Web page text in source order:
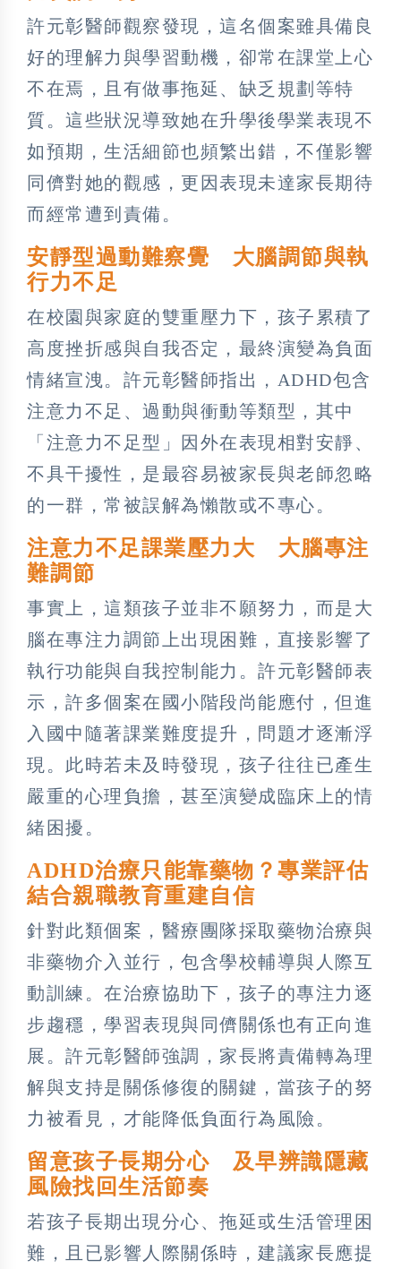
許元彰醫師觀察發現，這名個案雖具備良
好的理解力與學習動機，卻常在課堂上心
不在焉，且有做事拖延、缺乏規劃等特
質。這些狀況導致她在升學後學業表現不
如預期，生活細節也頻繁出錯，不僅影響
同儕對她的觀感，更因表現未達家長期待
而經常遭到責備。
安靜型過動難察覺 大腦調節與執
行力不足
在校園與家庭的雙重壓力下，孩子累積了
高度挫折感與自我否定，最終演變為負面
情緒宣洩。許元彰醫師指出，ADHD包含
注意力不足、過動與衝動等類型，其中
「注意力不足型」因外在表現相對安靜、
不具干擾性，是最容易被家長與老師忽略
的一群，常被誤解為懶散或不專心。
注意力不足課業壓力大 大腦專注
難調節
事實上，這類孩子並非不願努力，而是大
腦在專注力調節上出現困難，直接影響了
執行功能與自我控制能力。許元彰醫師表
示，許多個案在國小階段尚能應付，但進
入國中隨著課業難度提升，問題才逐漸浮
現。此時若未及時發現，孩子往往已產生
嚴重的心理負擔，甚至演變成臨床上的情
緒困擾。
ADHD治療只能靠藥物？專業評估
結合親職教育重建自信
針對此類個案，醫療團隊採取藥物治療與
非藥物介入並行，包含學校輔導與人際互
動訓練。在治療協助下，孩子的專注力逐
步趨穩，學習表現與同儕關係也有正向進
展。許元彰醫師強調，家長將責備轉為理
解與支持是關係修復的關鍵，當孩子的努
力被看見，才能降低負面行為風險。
留意孩子長期分心 及早辨識隱藏
風險找回生活節奏
若孩子長期出現分心、拖延或生活管理困
難，且已影響人際關係時，建議家長應提